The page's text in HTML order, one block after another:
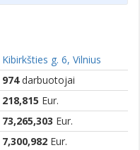
Kibirkšties g. 6, Vilnius
974darbuotojai
218,815 Eur.
73,265,303 Eur.
7,300,982 Eur.